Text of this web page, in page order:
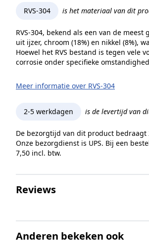
Inhoud verpakking
Merk
RVS-304 is het materiaal van dit
RVS-304, bekend als een van de
uit ijzer, chroom (18%) en nikkel (8%),
Hoewel het RVS bestand is tegen vele
corrosie onder specifieke
Meer informatie over RVS-304
2-5 werkdagen is de levertijd van
De bezorgtijd van dit product
Onze bezorgdienst is UPS. Bij een
7,50 incl. btw.
Reviews
Anderen bekeken ook